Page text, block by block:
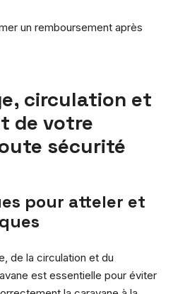
un remboursement après
circulation et
de votre
sécurité
pour atteler et
de la circulation et du
est essentielle pour éviter